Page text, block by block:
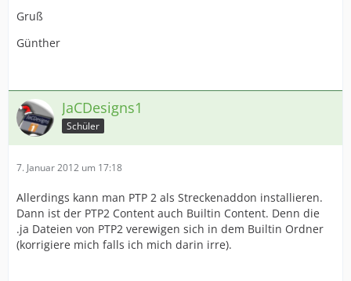
Gruß
Günther
JaCDesigns1
Schüler
7. Januar 2012 um 17:18
Allerdings kann man PTP 2 als Streckenaddon installieren.
Dann ist der PTP2 Content auch Builtin Content. Denn die
.ja Dateien von PTP2 verewigen sich in dem Builtin Ordner
(korrigiere mich falls ich mich darin irre).